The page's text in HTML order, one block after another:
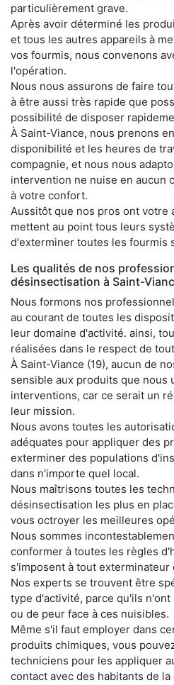
particulièrement grave.
Après avoir déterminé les
et tous les autres appareils à
vos fourmis, nous convenons
l'opération.
Nous nous assurons de faire
à être aussi très rapide que
possibilité de disposer
À Saint-Viance, nous prenons
disponibilité et les heures de
compagnie, et nous nous
intervention ne nuise en aucun
à votre confort.
Aussitôt que nos pros ont votre
mettent au point tous leurs
d'exterminer toutes les fourmis
Les qualités de nos
désinsectisation à Saint-
Nous formons nos
au courant de toutes les
leur domaine d'activité. ainsi,
réalisées dans le respect de
À Saint-Viance (19), aucun de
sensible aux produits que nous
interventions, car ce serait un
leur mission.
Nous avons toutes les
adéquates pour appliquer des
exterminer des populations
dans n'importe quel local.
Nous maîtrisons toutes les
désinsectisation les plus en
vous octroyer les meilleures
Nous sommes
conformer à toutes les règles
s'imposent à tout exterminateur
Nos experts se trouvent être
type d'activité, parce qu'ils
ou de peur face à ces nuisibles.
Même s'il faut employer dans
produits chimiques, vous
techniciens pour les appliquer
contact avec des habitants de la